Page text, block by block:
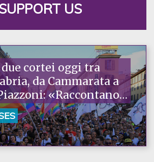
US
due cortei oggi tra
da Cammarata a
«Raccontano